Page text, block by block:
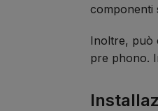
componenti
Inoltre, può
pre phono.